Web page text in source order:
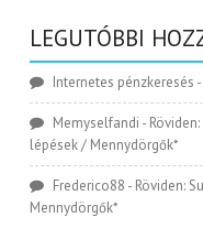
LEGUTÓBBI
Internetes pénzkeresés -
Memyselfandi -
lépések / Mennydörgők*
Frederico88 - Röviden:
Mennydörgők*